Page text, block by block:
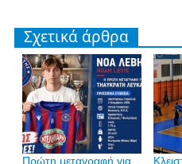
Σχετικά άρθρα
Πρώτη μεταγραφή για